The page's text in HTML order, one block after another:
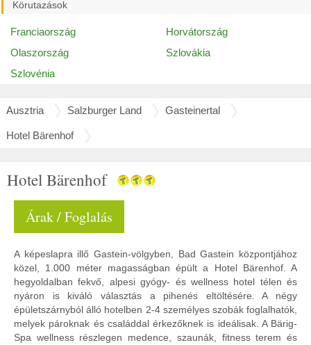
Körutazások
Franciaország
Horvátország
Olaszország
Szlovákia
Szlovénia
Ausztria Salzburger Land Gasteinertal
Hotel Bärenhof
Hotel Bärenhof
Árak / Foglalás
A képeslapra illő Gastein-völgyben, Bad Gastein központjához
közel, 1.000 méter magasságban épült a Hotel Bärenhof. A
hegyoldalban fekvő, alpesi gyógy- és wellness hotel télen és
nyáron is kiváló választás a pihenés eltöltésére. A négy
épületszárnyból álló hotelben 2-4 személyes szobák foglalhatók,
melyek pároknak és családdal érkezőknek is ideálisak. A Bärig-
Spa wellness részlegen medence, szaunák, fitness terem és